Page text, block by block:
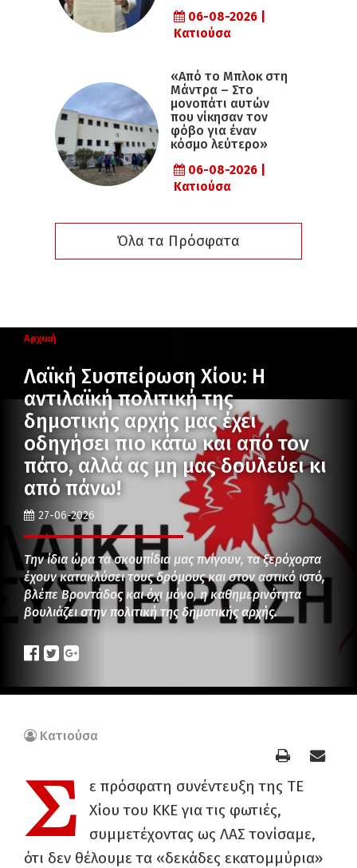
06-08-2026 |
Κατιούσα
«Από το Μπλοκ στη
Μάντρα – Στο
μονοπάτι αυτών
που νίκησαν τον
φόβο για έναν
κόσμο λεύτερο»
06-08-2026 |
Κατιούσα
Όλα τα Πρόσφατα
Αρχική
Λαϊκή Συσπείρωση Χίου: Η
αντιλαϊκή πολιτική της
δημοτικής αρχής μας έχει
οδηγήσει πιο κάτω και από τον
πάτο, αλλά ας μη μας δουλεύει κι
από πάνω!
27-06-2026
Την ίδια ώρα τα σκουπίδια μας πνίγουν, τα ξερόχορτα
έχουν κατακλύσει τους δρόμους και στον αστικό ιστό,
βλέπε Βροντάδος και όχι μόνο, η καθημερινότητα
βουλιάζει στην πολιτική της δημοτικής αρχής.
Κατιούσα
Σ
ε πρόσφατη συνέντευξη της ΤΕ
Χίου του ΚΚΕ για τις φωτιές,
συμμετέχοντας ως ΛΑΣ τονίσαμε,
ότι δεν θέλουμε τα «δεκάδες εκατομμύρια»